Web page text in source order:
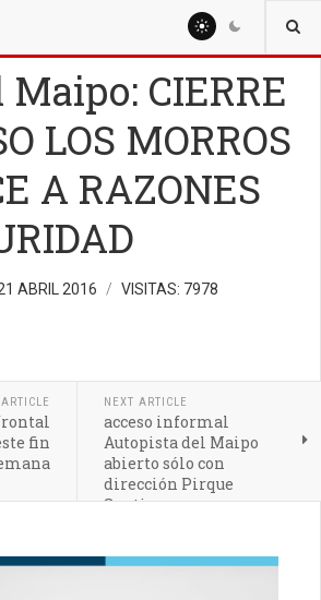
CIERRE
LOS MORROS
A RAZONES
ABRIL 2016 VISITAS: 7978
fin
NEXT ARTICLE
acceso informal
Autopista del Maipo
abierto sólo con
dirección Pirque
Santiago